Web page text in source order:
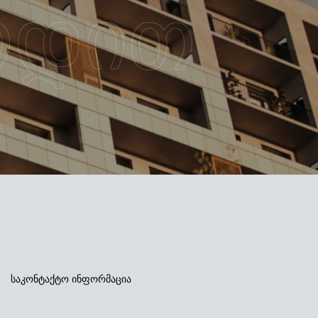
საკონტაქტო ინფორმაცია